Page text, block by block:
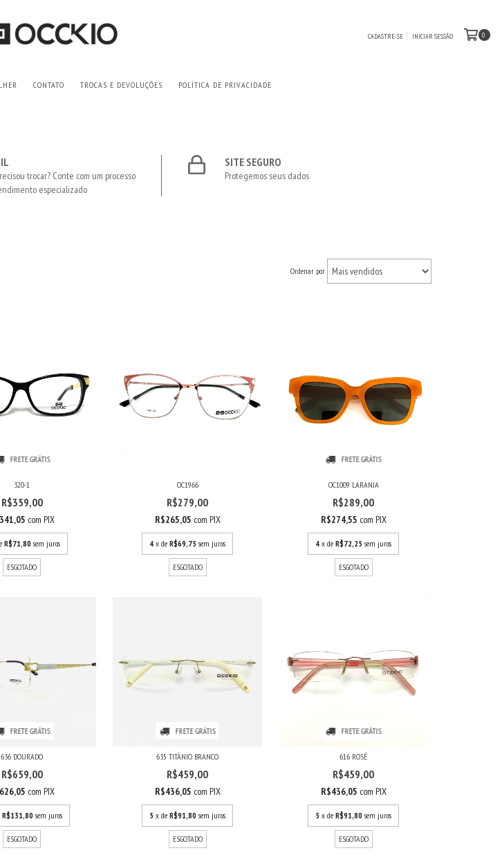
CADASTRE-SE INICIAR SESSÃO 0
CONTATO TROCAS E DEVOLUÇÕES POLÍTICA DE PRIVACIDADE
trocar? Conte com um processo
especializado
SITE SEGURO
Protegemos seus dados
Ordenar por
FRETE GRÁTIS
320-1
R$359,00
com PIX
R$71,80 sem juros
ESGOTADO
OC1966
R$279,00
R$265,05 com PIX
4 x deR$69,75 sem juros
ESGOTADO
FRETE GRÁTIS
OC1009 LARANJA
R$289,00
R$274,55 com PIX
4 x deR$72,25 sem juros
ESGOTADO
FRETE GRÁTIS
636 DOURADO
R$659,00
com PIX
R$131,80 sem juros
ESGOTADO
FRETE GRÁTIS
635 TITÂNIO BRANCO
R$459,00
R$436,05 com PIX
5 x deR$91,80 sem juros
ESGOTADO
FRETE GRÁTIS
616 ROSÊ
R$459,00
R$436,05 com PIX
5 x deR$91,80 sem juros
ESGOTADO